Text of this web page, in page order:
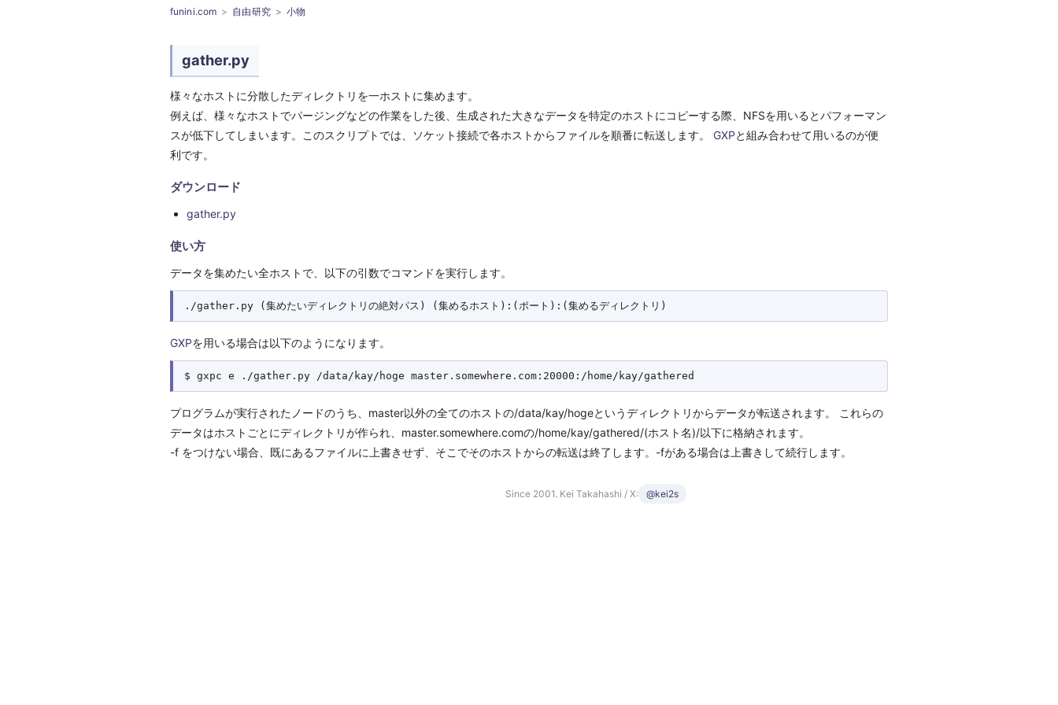
funini.com 自由研究 小物
gather.py
様々なホストに分散したディレクトリを一ホストに集めます。
例えば、様々なホストでパージングなどの作業をした後、生成された大きなデータを特定のホストにコピーする際、NFSを用いるとパフォーマン
スが低下してしまいます。このスクリプトでは、ソケット接続で各ホストからファイルを順番に転送します。 GXPと組み合わせて用いるのが便
利です。
ダウンロード
gather.py
使い方
データを集めたい全ホストで、以下の引数でコマンドを実行します。
GXPを用いる場合は以下のようになります。
プログラムが実行されたノードのうち、master以外の全てのホストの/data/kay/hogeというディレクトリからデータが転送されます。 これらの
データはホストごとにディレクトリが作られ、master.somewhere.comの/home/kay/gathered/(ホスト名)/以下に格納されます。
-f をつけない場合、既にあるファイルに上書きせず、そこでそのホストからの転送は終了します。-fがある場合は上書きして続行します。
Since 2001. Kei Takahashi / X: @kei2s